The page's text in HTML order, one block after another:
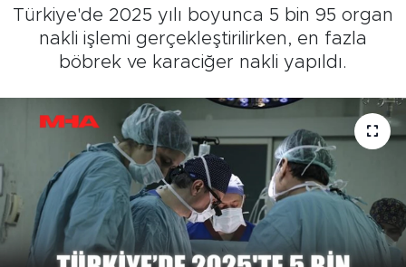
Türkiye'de 2025 yılı boyunca 5 bin 95 organ
nakli işlemi gerçekleştirilirken, en fazla
böbrek ve karaciğer nakli yapıldı.